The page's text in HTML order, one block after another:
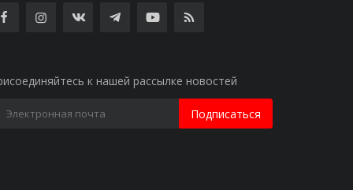
к нашей рассылке новостей
Подписаться